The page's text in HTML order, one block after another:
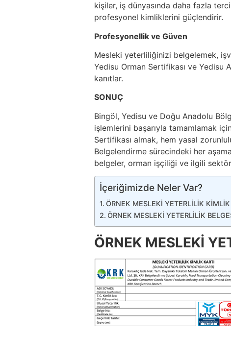
kişiler, iş dünyasında daha fazla
profesyonel kimliklerini güçlendirir.
Profesyonellik ve Güven
Mesleki yeterliliğinizi belgelemek,
Yedisu Orman Sertifikası ve Yedisu
kanıtlar.
SONUÇ
Bingöl, Yedisu ve Doğu Anadolu
işlemlerini başarıyla tamamlamak
Sertifikası almak, hem yasal
Belgelendirme sürecindeki her
belgeler, orman işçiliği ve ilgili
İçeriğimizde Neler Var?
ÖRNEK MESLEKİ YETERLİLİK
ÖRNEK MESLEKİ YETERLİLİK
ÖRNEK MESLEKİ